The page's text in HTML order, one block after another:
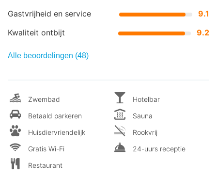
Gastvrijheid en service
9.1
Kwaliteit ontbijt
9.2
Alle beoordelingen (48)
Zwembad
Betaald parkeren
Huisdiervriendelijk
Gratis Wi-Fi
Restaurant
Hotelbar
Sauna
Rookvrij
24-uurs receptie